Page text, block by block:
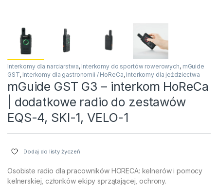
Interkomy dla narciarstwa, Interkomy do sportów rowerowych, mGuide
GST, Interkomy dla gastronomii / HoReCa, Interkomy dla jeździectwa
mGuide GST G3 – interkom HoReCa
| dodatkowe radio do zestawów
EQS-4, SKI-1, VELO-1
Dodaj do listy życzeń
Osobiste radio dla pracowników HORECA: kelnerów i pomocy
kelnerskiej, członków ekipy sprzątającej, ochrony.